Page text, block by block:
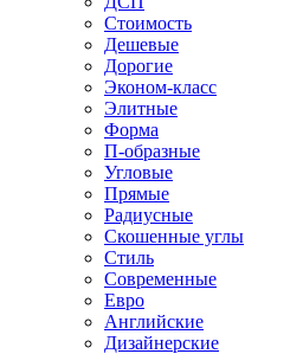
Стоимость
Дешевые
Дорогие
Эконом-класс
Элитные
Форма
П-образные
Угловые
Прямые
Радиусные
Скошенные углы
Стиль
Современные
Евро
Английские
Дизайнерские